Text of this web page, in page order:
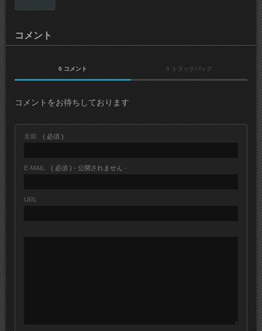
コメント
0 コメント 0 トラックバック
コメントをお待ちしております
名前 ( 必須 )
E-MAIL ( 必須 ) - 公開されません -
URL